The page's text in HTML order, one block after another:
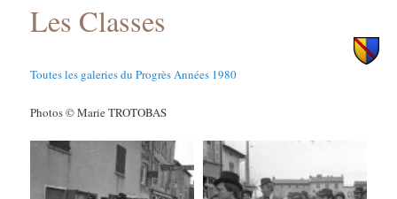
principal
secondaire
Les Classes
Toutes les galeries du Progrès Années 1980
Photos © Marie TROTOBAS